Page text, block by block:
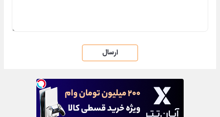
ارسال